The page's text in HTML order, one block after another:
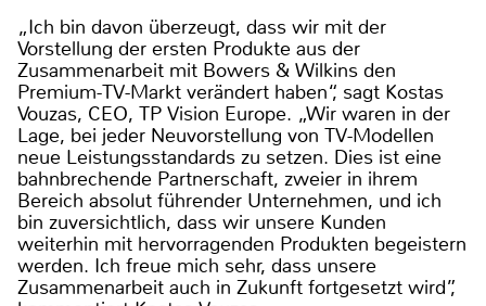
„Ich bin davon überzeugt, dass wir mit der
Vorstellung der ersten Produkte aus der
Zusammenarbeit mit Bowers & Wilkins den
Premium-TV-Markt verändert haben“, sagt Kostas
Vouzas, CEO, TP Vision Europe. „Wir waren in der
Lage, bei jeder Neuvorstellung von TV-Modellen
neue Leistungsstandards zu setzen. Dies ist eine
bahnbrechende Partnerschaft, zweier in ihrem
Bereich absolut führender Unternehmen, und ich
bin zuversichtlich, dass wir unsere Kunden
weiterhin mit hervorragenden Produkten begeistern
werden. Ich freue mich sehr, dass unsere
Zusammenarbeit auch in Zukunft fortgesetzt wird”,